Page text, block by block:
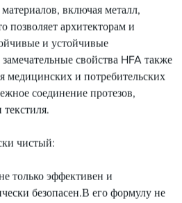
включая металл,
позволяет архитекторам и
и устойчивые
свойства HFA также
медицинских и потребительских
соединение протезов,
текстиля.
чистый:
только эффективен и
безопасен.В его формулу не